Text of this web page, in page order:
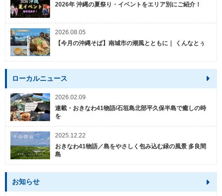
2026年 沖縄の夏祭り・イベントをエリア別にご紹介！
2026.08.05
【今月の沖縄そば】南城市の潮風とともに｜ くんなとぅ
ローカルニュース
2026.02.09
連載・おきなわ41物語/石垣島北部平久保半島で癒しの時
を
2025.12.22
おきなわ41物語／島をやさしく包み込む緑の風景 多良間
島
お知らせ